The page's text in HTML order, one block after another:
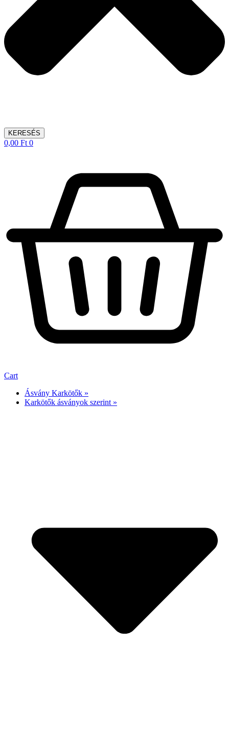
KERESÉS
0,00 Ft 0
Cart
Ásvány Karkötők »
Karkötők ásványok szerint »